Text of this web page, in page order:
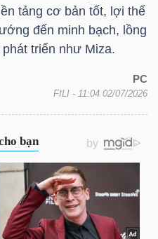
tảng cơ bản tốt, lợi thế
đến minh bạch, lồng
triển như Miza.
PC
FILI - 11:04 02/07/2026